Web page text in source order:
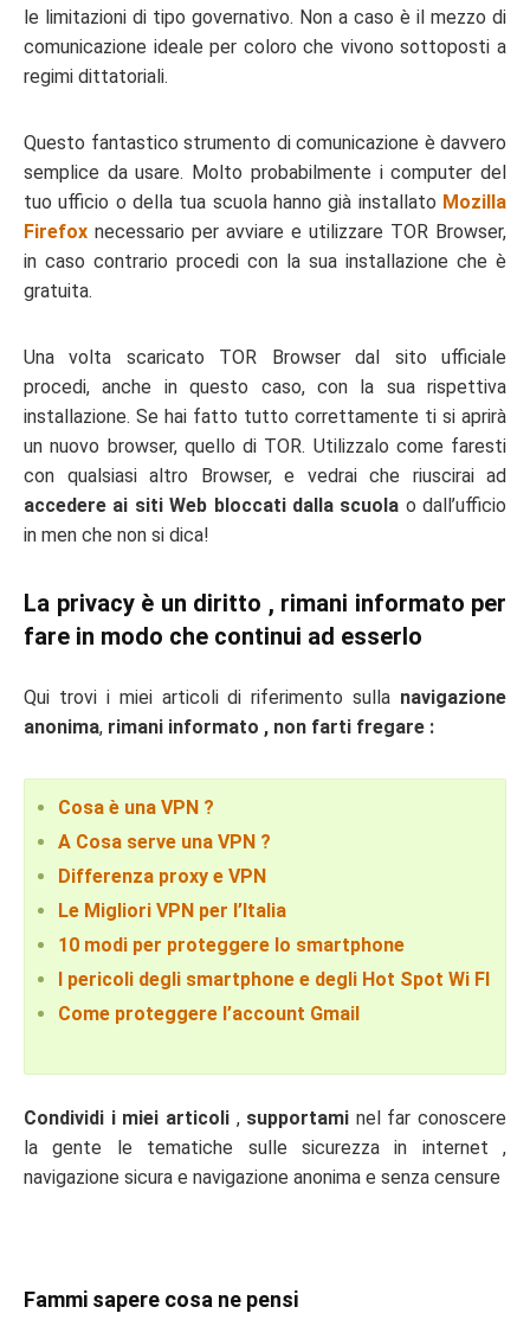
le limitazioni di tipo governativo. Non a caso è il mezzo di
comunicazione ideale per coloro che vivono sottoposti a
regimi dittatoriali.
Questo fantastico strumento di comunicazione è davvero
semplice da usare. Molto probabilmente i computer del
tuo ufficio o della tua scuola hanno già installato Mozilla
Firefox necessario per avviare e utilizzare TOR Browser,
in caso contrario procedi con la sua installazione che è
gratuita.
Una volta scaricato TOR Browser dal sito ufficiale
procedi, anche in questo caso, con la sua rispettiva
installazione. Se hai fatto tutto correttamente ti si aprirà
un nuovo browser, quello di TOR. Utilizzalo come faresti
con qualsiasi altro Browser, e vedrai che riuscirai ad
accedere ai siti Web bloccati dalla scuola o dall’ufficio
in men che non si dica!
La privacy è un diritto , rimani informato per
fare in modo che continui ad esserlo
Qui trovi i miei articoli di riferimento sulla navigazione
anonima, rimani informato , non farti fregare :
Cosa è una VPN ?
A Cosa serve una VPN ?
Differenza proxy e VPN
Le Migliori VPN per l’Italia
10 modi per proteggere lo smartphone
I pericoli degli smartphone e degli Hot Spot Wi FI
Come proteggere l’account Gmail
Condividi i miei articoli, supportami nel far conoscere
la gente le tematiche sulle sicurezza in internet ,
navigazione sicura e navigazione anonima e senza censure
Fammi sapere cosa ne pensi